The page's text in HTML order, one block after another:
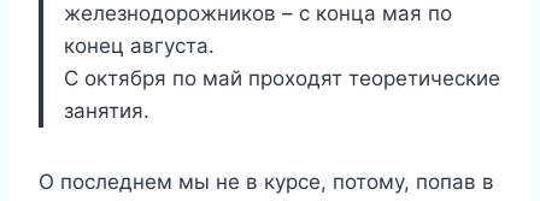
железнодорожников – с конца мая по
конец августа.
С октября по май проходят теоретические
занятия.
О последнем мы не в курсе, потому, попав в